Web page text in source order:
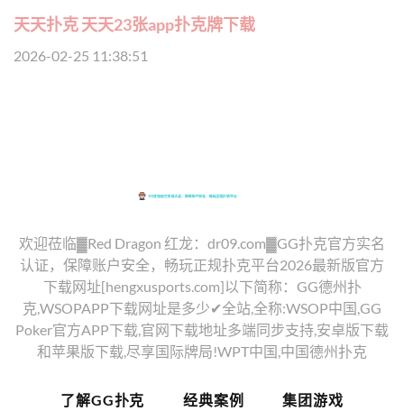
天天扑克 天天23张app扑克牌下载
2026-02-25 11:38:51
欢迎莅临▓Red Dragon 红龙：dr09.com▓GG扑克官方实名
认证，保障账户安全，畅玩正规扑克平台2026最新版官方
下载网址[hengxusports.com]以下简称：GG德州扑
克,WSOPAPP下载网址是多少✔全站,全称:WSOP中国,GG
Poker官方APP下载,官网下载地址多端同步支持,安卓版下载
和苹果版下载,尽享国际牌局!WPT中国,中国德州扑克
了解GG扑克 经典案例 集团游戏